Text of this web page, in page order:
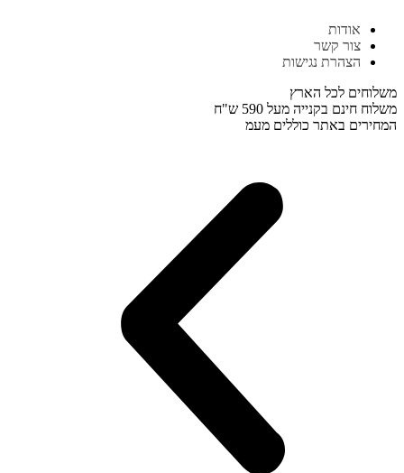
לתוכן
אודות
צור קשר
הצהרת נגישות
משלוחים לכל הארץ
משלוח חינם בקנייה מעל 590 ש"ח
המחירים באתר כוללים מעמ